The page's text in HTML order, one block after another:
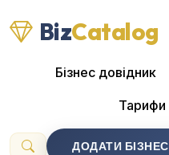
BizCatalog
Бізнес довідник
Тарифи
ДОДАТИ БІЗНЕС